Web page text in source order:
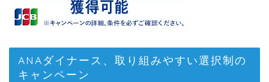
ANAダイナース、取り組みやすい選択制の
キャンペーン